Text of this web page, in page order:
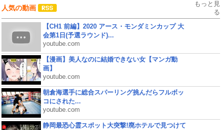
人気の動画
もっと見
る
【CH1 前編】2020 アース・モンダミンカップ 大
会第1日(予選ラウンド)...
youtube.com
【漫画】美人なのに結婚できない女【マンガ動
画】
youtube.com
朝倉海選手に総合スパーリング挑んだらフルボッ
コにされた...
youtube.com
静岡最恐心霊スポット大突撃!廃ホテルで見つけて